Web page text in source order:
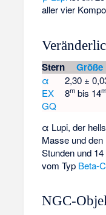
aller vier
Stern Größe
α 2,30 ±
EX
8m bis 14m
GQ
α Lupi, der
Masse und
Stunden und
vom Typ Beta-
NGC-